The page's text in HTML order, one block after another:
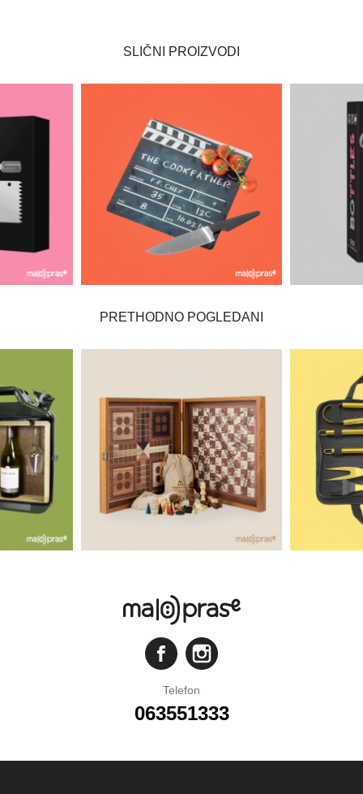
SLIČNI PROIZVODI
PRETHODNO POGLEDANI
Telefon
063551333